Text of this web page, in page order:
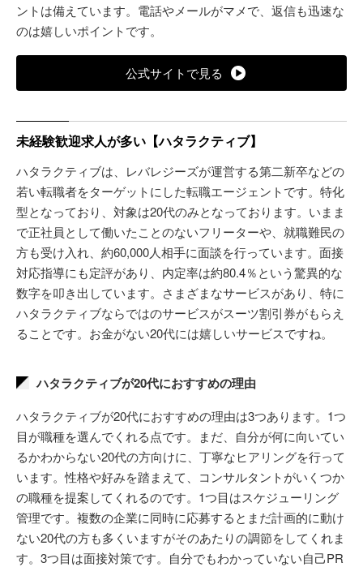
ントは備えています。電話やメールがマメで、返信も迅速な
のは嬉しいポイントです。
公式サイトで見る
未経験歓迎求人が多い【ハタラクティブ】
ハタラクティブは、レバレジーズが運営する第二新卒などの
若い転職者をターゲットにした転職エージェントです。特化
型となっており、対象は20代のみとなっております。いまま
で正社員として働いたことのないフリーターや、就職難民の
方も受け入れ、約60,000人相手に面談を行っています。面接
対応指導にも定評があり、内定率は約80.4％という驚異的な
数字を叩き出しています。さまざまなサービスがあり、特に
ハタラクティブならではのサービスがスーツ割引券がもらえ
ることです。お金がない20代には嬉しいサービスですね。
ハタラクティブが20代におすすめの理由
ハタラクティブが20代におすすめの理由は3つあります。1つ
目が職種を選んでくれる点です。まだ、自分が何に向いてい
るかわからない20代の方向けに、丁寧なヒアリングを行って
います。性格や好みを踏まえて、コンサルタントがいくつか
の職種を提案してくれるのです。1つ目はスケジューリング
管理です。複数の企業に同時に応募するとまだ計画的に動け
ない20代の方も多くいますがそのあたりの調節をしてくれま
す。3つ目は面接対策です。自分でもわかっていない自己PR